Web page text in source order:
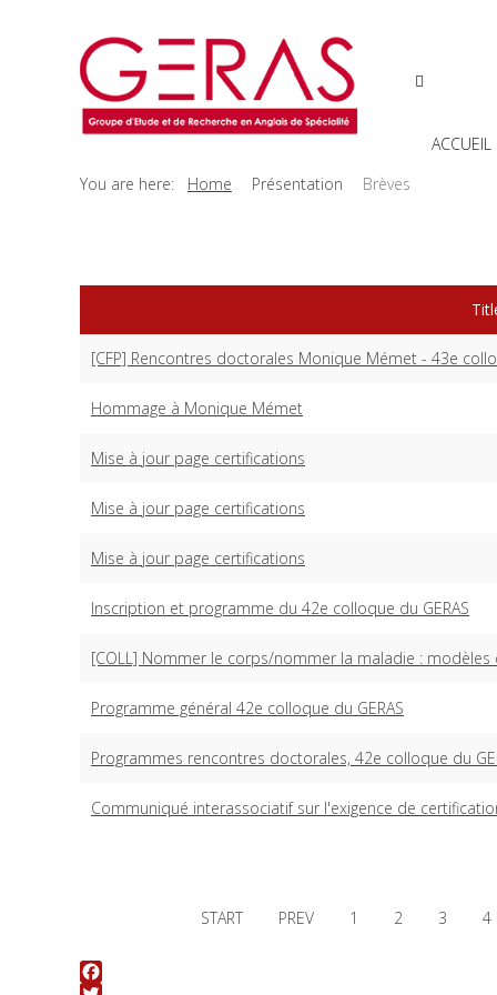
ACCUEIL
You are here: Home Présentation Brèves
[CFP] Rencontres doctorales Monique Mémet - 43e
Hommage à Monique Mémet
Mise à jour page certifications
Mise à jour page certifications
Mise à jour page certifications
Inscription et programme du 42e colloque du GERAS
[COLL] Nommer le corps/nommer la maladie : modèles
Programme général 42e colloque du GERAS
Programmes rencontres doctorales, 42e colloque du
Communiqué interassociatif sur l'exigence de
START PREV 1 2 3 4